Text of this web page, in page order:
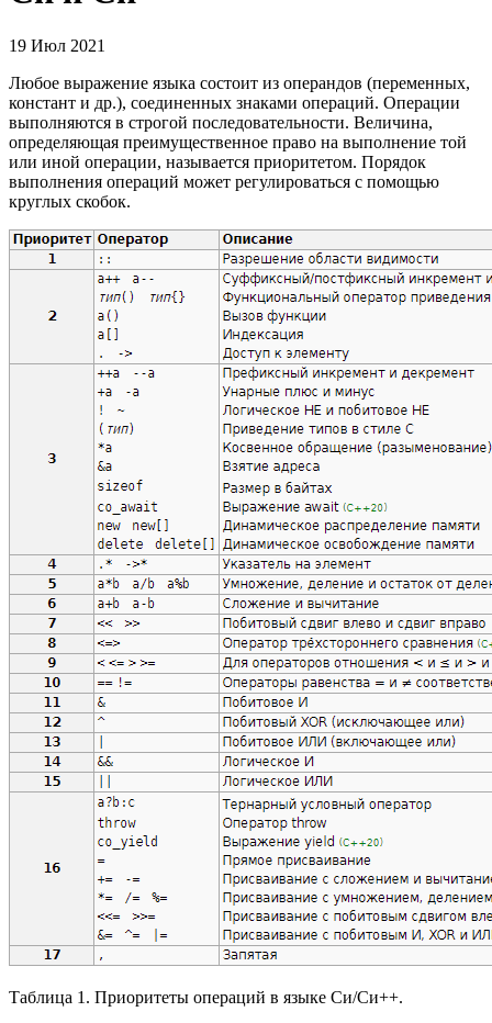
19 Июл 2021
Любое выражение языка состоит из операндов (переменных,
констант и др.), соединенных знаками операций. Операции
выполняются в строгой последовательности. Величина,
определяющая преимущественное право на выполнение той
или иной операции, называется приоритетом. Порядок
выполнения операций может регулироваться с помощью
круглых скобок.
Таблица 1. Приоритеты операций в языке Си/Си++.